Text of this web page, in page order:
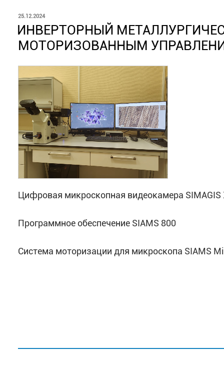
ОПУБЛИКОВАНО
25.12.2024
ИНВЕРТОРНЫЙ
МОТОРИЗОВАННЫМ
Цифровая микроскопная видеокамера
Программное обеспечение SIAMS 800
Система моторизации для микроскопа SIAMS